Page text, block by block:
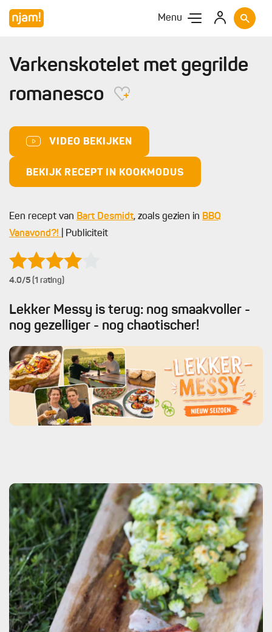
Menu
Varkenskotelet met gegrilde
romanesco
VIDEO BEKIJKEN
BEKIJK RECEPT IN KOOKMODUS
Een recept van Bart Desmidt, zoals gezien in BBQ
Vanavond?!
| Publiciteit
4.0/5 (1 rating)
Lekker Messy is terug: nog smaakvoller -
nog gezelliger - nog chaotischer!